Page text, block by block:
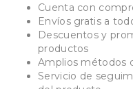
Cuenta con
Envíos gratis a
Descuentos y
productos
Amplios métodos
Servicio de